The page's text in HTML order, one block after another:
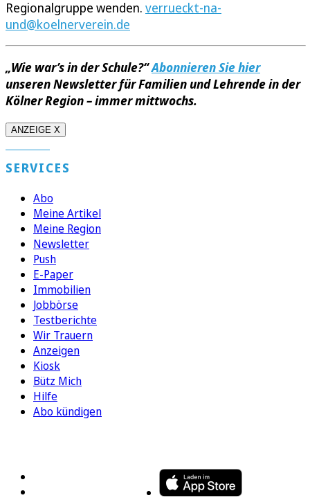
Regionalgruppe wenden. verrueckt-na-
und@koelnerverein.de
„Wie war’s in der Schule?“Abonnieren Sie hier
unseren Newsletter für Familien und Lehrende in der
Kölner Region – immer mittwochs.
ANZEIGE X
SERVICES
Abo
Meine Artikel
Meine Region
Newsletter
Push
E-Paper
Immobilien
Jobbörse
Testberichte
Wir Trauern
Anzeigen
Kiosk
Bütz Mich
Hilfe
Abo kündigen